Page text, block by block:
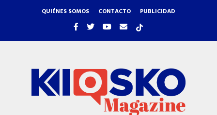
QUIÉNES SOMOS CONTACTO PUBLICIDAD